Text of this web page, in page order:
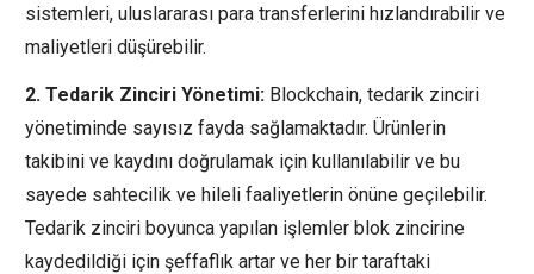
sistemleri, uluslararası para transferlerini hızlandırabilir ve
maliyetleri düşürebilir.
2. Tedarik Zinciri Yönetimi: Blockchain, tedarik zinciri
yönetiminde sayısız fayda sağlamaktadır. Ürünlerin
takibini ve kaydını doğrulamak için kullanılabilir ve bu
sayede sahtecilik ve hileli faaliyetlerin önüne geçilebilir.
Tedarik zinciri boyunca yapılan işlemler blok zincirine
kaydedildiği için şeffaflık artar ve her bir taraftaki